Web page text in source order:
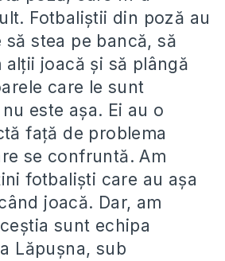
Fotbaliștii din poză au
stea pe bancă, să
alții joacă și să plângă
care le sunt
este așa. Ei au o
față de problema
se confruntă. Am
fotbaliști care au așa
joacă. Dar, am
sunt echipa
Lăpușna, sub